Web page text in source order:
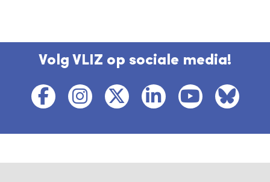
Volg VLIZ op sociale media!